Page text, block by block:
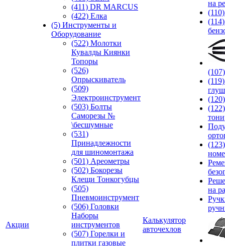
Акции
(411) DR MARCUS
(422) Елка
(5) Инструменты и
Оборудование
(522) Молотки
Кувалды Киянки
Топоры
(526)
Опрыскиватель
(509)
Электроинструмент
(503) Болты
Саморезы №
\бесшумные
(531)
Принадлежности
для шиномонтажа
(501) Ареометры
(502) Бокорезы
Клещи Тонкогубцы
(505)
Пневмоинструмент
(506) Головки
Наборы
инструментов
(507) Горелки и
плитки газовые
Калькулятор
авточехлов
на
на